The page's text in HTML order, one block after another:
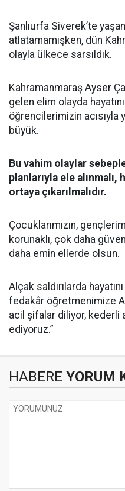
Şanlıurfa Siverek’te
atlatamamışken, dün
olayla ülkece sarsıldık.
Kahramanmaraş Ayser
gelen elim olayda
öğrencilerimizin acısıyla
büyük.
Bu vahim olaylar
planlarıyla ele alınmalı,
ortaya çıkarılmalıdır.
Çocuklarımızın,
korunaklı, çok daha
daha emin ellerde olsun.
Alçak saldırılarda
fedakâr öğretmenimize
acil şifalar diliyor, kederli
ediyoruz.”
HABERE YORUM